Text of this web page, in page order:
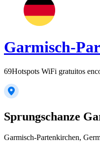
Garmisch-
69Hotspots WiFi gratuitos
Sprungschanze
Garmisch-Partenkirchen,